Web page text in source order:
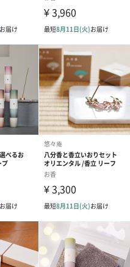
ロマンティックな香りのロ
当たり、そしてローズの華や
をお楽しみください。
バランスを取り すっきり
すすめの桑の葉ジャスミ
ーモニーで何気ないティー